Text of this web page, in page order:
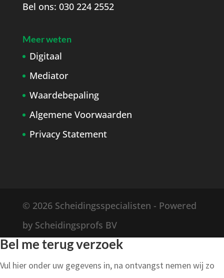
Bel ons: 030 224 2552
Meer weten
Digitaal
Mediator
Waardebepaling
Algemene Voorwaarden
Privacy Statement
© 2026 Scheidingsspecialisten - Powered
by Scheidingsprofs BV
Bel me terug verzoek
Vul hier onder uw gegevens in, na ontvangst nemen wij zo